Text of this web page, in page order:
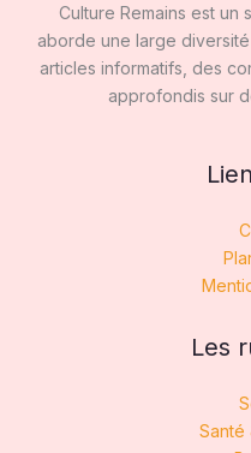
Culture Remains est un
aborde une large
articles informatifs, des
approfondis sur
Les
Santé